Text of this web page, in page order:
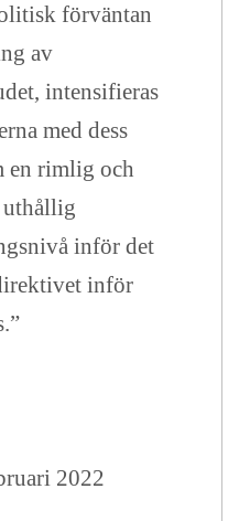
förväntan
av
intensifieras
med dess
en rimlig och
inför det
inför
2022